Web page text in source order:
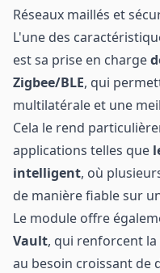
Réseaux maillés et
L'une des
est sa prise en charge
Zigbee/BLE, qui
multilatérale et une
Cela le rend
applications telles que
intelligent, où
de manière fiable sur
Le module offre
Vault, qui renforcent
au besoin croissant de